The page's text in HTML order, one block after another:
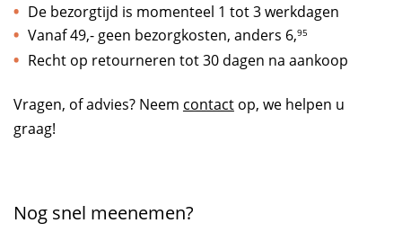
De bezorgtijd is momenteel 1 tot 3 werkdagen
Vanaf 49,- geen bezorgkosten, anders 6,95
Recht op retourneren tot 30 dagen na aankoop
Vragen, of advies? Neem contactop, we helpen u
graag!
Nog snel meenemen?